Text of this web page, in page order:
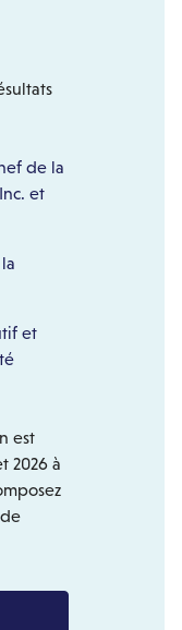
de la
et
et
est
2026 à